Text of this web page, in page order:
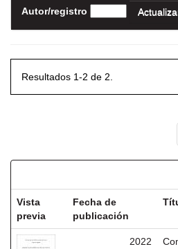
Autor/registro
Resultados 1-2 de 2.
Vista
previa
Fecha de
publicación
2022